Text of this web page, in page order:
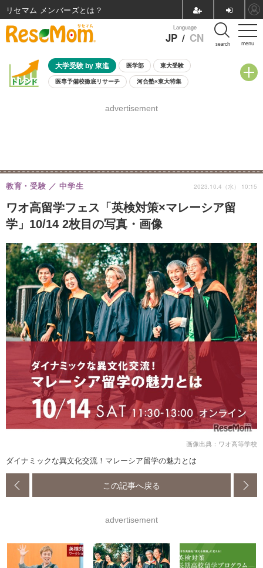
menu
Language
JP / CN search
大学受験 by 東進 医学部 東大受験
医専予備校徹底リサーチ 河合塾×東大特集
8月開催学校説明会・相談会
advertisement
ワオ高留学フェス「英検対策×マレーシア留
学」10/14 2枚目の写真・画像
教育・受験 中学生 2023.10.4（水） 10:15
画像出典：ワオ高等学校
ダイナミックな異文化交流！マレーシア留学の魅力とは
この記事へ戻る
advertisement
リセマム メンバーズ